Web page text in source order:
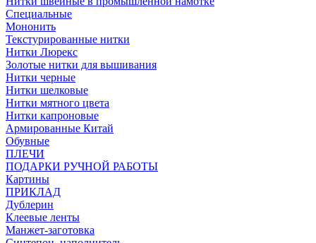
Специальные
Мононить
Текстурированные нитки
Нитки Люрекс
Золотые нитки для вышивания
Нитки черные
Нитки шелковые
Нитки мятного цвета
Нитки капроновые
Армированные Китай
Обувные
ПЛЕЧИ
ПОДАРКИ РУЧНОЙ РАБОТЫ
Картины
ПРИКЛАД
Дублерин
Клеевые ленты
Манжет-заготовка